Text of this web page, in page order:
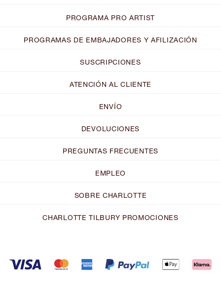
PROGRAMA PRO ARTIST
PROGRAMAS DE EMBAJADORES Y AFILIZACIÓN
SUSCRIPCIONES
ATENCIÓN AL CLIENTE
ENVÍO
DEVOLUCIONES
PREGUNTAS FRECUENTES
EMPLEO
SOBRE CHARLOTTE
CHARLOTTE TILBURY PROMOCIONES